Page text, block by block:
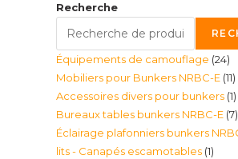
Recherche
Équipements de camouflage 2424
Mobiliers pour Bunkers NRBC-E 1111
Accessoires divers pour bunkers 11
Bureaux tables bunkers NRBC-E 77
Éclairage plafonniers bunkers
lits - Canapés escamotables 11